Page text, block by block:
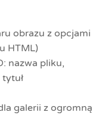
obrazu z opcjami
HTML)
nazwa pliku,
galerii z ogromną